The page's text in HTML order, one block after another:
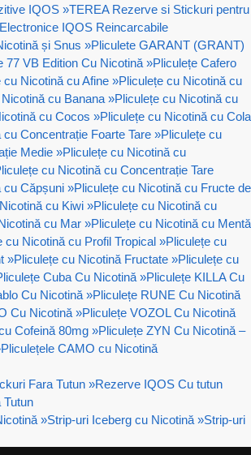
IQOS »TEREA Rezerve si Stickuri pentru
IQOS Reincarcabile
și Snus »Pliculete GARANT (GRANT)
77 VB Edition Cu Nicotină »Pliculețe Cafero
cu Nicotină cu Afine »Pliculețe cu Nicotină cu
cu Banana »Pliculețe cu Nicotină cu
cu Cocos »Pliculețe cu Nicotină cu Cola
Concentrație Foarte Tare »Pliculețe cu
Medie »Pliculețe cu Nicotină cu
cu Nicotină cu Concentrație Tare
cu Căpșuni »Pliculețe cu Nicotină cu Fructe de
cu Kiwi »Pliculețe cu Nicotină cu
cu Mar »Pliculețe cu Nicotină cu Mentă
cu Nicotină cu Profil Tropical »Pliculețe cu
»Pliculețe cu Nicotină Fructate »Pliculețe cu
Cuba Cu Nicotină »Pliculețe KILLA Cu
Cu Nicotină »Pliculețe RUNE Cu Nicotină
Cu Nicotină »Pliculețe VOZOL Cu Nicotină
Cofeină 80mg »Pliculețe ZYN Cu Nicotină –
Pliculețele CAMO cu Nicotină
Fara Tutun »Rezerve IQOS Cu tutun
Tutun
»Strip-uri Iceberg cu Nicotină »Strip-uri